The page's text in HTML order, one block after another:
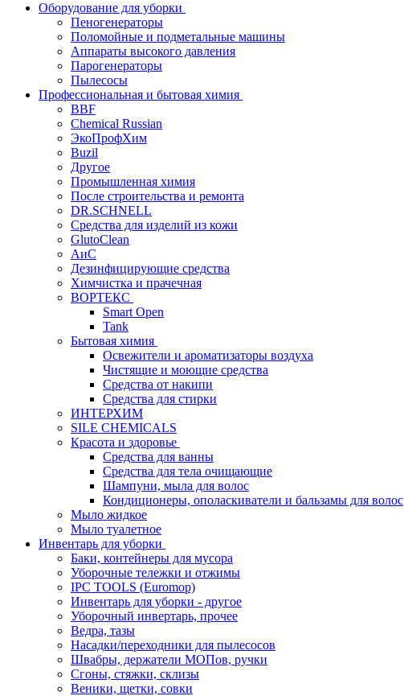
Оборудование для уборки
Пеногенераторы
Поломойные и подметальные машины
Аппараты высокого давления
Парогенераторы
Пылесосы
Профессиональная и бытовая химия
BBF
Chemical Russian
ЭкоПрофХим
Buzil
Другое
Промышленная химия
После строительства и ремонта
DR.SCHNELL
Средства для изделий из кожи
GlutoClean
АиС
Дезинфицирующие средства
Химчистка и прачечная
ВОРТЕКС
Smart Open
Tank
Бытовая химия
Освежители и ароматизаторы воздуха
Чистящие и моющие средства
Средства от накипи
Средства для стирки
ИНТЕРХИМ
SILE CHEMICALS
Красота и здоровье
Средства для ванны
Средства для тела очищающие
Шампуни, мыла для волос
Кондиционеры, ополаскиватели и бальзамы для волос
Мыло жидкое
Мыло туалетное
Инвентарь для уборки
Баки, контейнеры для мусора
Уборочные тележки и отжимы
IPC TOOLS (Euromop)
Инвентарь для уборки - другое
Уборочный инвертарь, прочее
Ведра, тазы
Насадки/переходники для пылесосов
Швабры, держатели МОПов, ручки
Сгоны, стяжки, склизы
Веники, щетки, совки